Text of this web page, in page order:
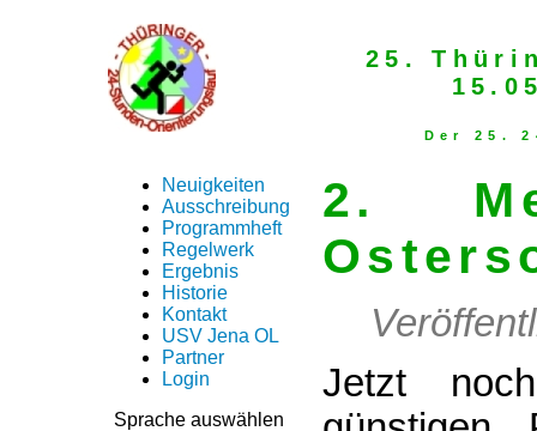
25.
Der 25.
Neuigkeiten
Ausschreibung
Programmheft
Regelwerk
Ergebnis
Historie
Kontakt
USV Jena OL
Partner
Login
Sprache auswählen
2.
Jetzt